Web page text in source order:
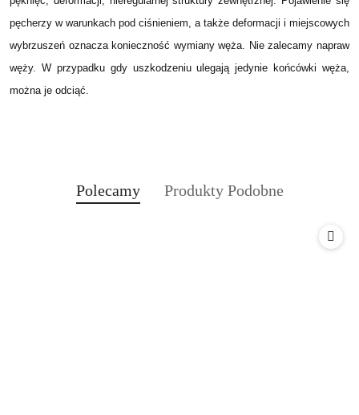
pęcherzy w warunkach pod ciśnieniem, a także deformacji i miejscowych
wybrzuszeń oznacza konieczność wymiany węża. Nie zalecamy napraw
węży. W przypadku gdy uszkodzeniu ulegają jedynie końcówki węża,
można je odciąć.
Pomiń karuzelę produktów
Produkty
Polecamy
Produkty
Produkty Podobne